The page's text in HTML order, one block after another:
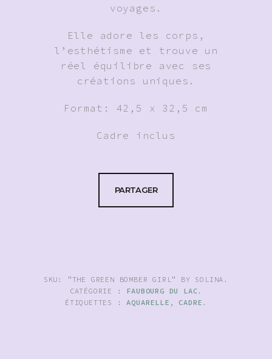
voyages.
Elle adore les corps,
l’esthétisme et trouve un
réel équilibre avec ses
créations uniques.
Format: 42,5 x 32,5 cm
Cadre inclus
PARTAGER
SKU: "THE GREEN BOMBER GIRL" BY SOLINA .
CATÉGORIE : FAUBOURG DU LAC.
ÉTIQUETTES :AQUARELLE , CADRE .